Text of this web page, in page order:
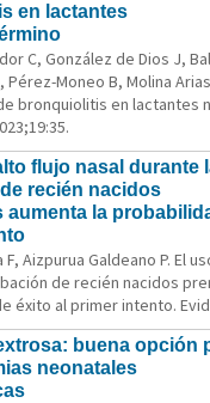
en lactantes
C, González de Dios J,
Pérez-Moneo B, Molina
bronquiolitis en lactantes
flujo nasal durante
recién nacidos
aumenta la
F, Aizpurua Galdeano P. El
de recién nacidos
éxito al primer intento. Evid
buena opción
neonatales